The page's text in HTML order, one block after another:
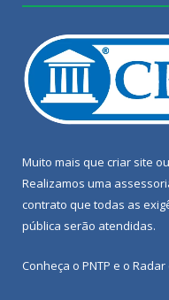
Muito mais que criar site ou
Realizamos uma
contrato que todas as
pública serão atendidas.
Conheça o PNTP e o Radar